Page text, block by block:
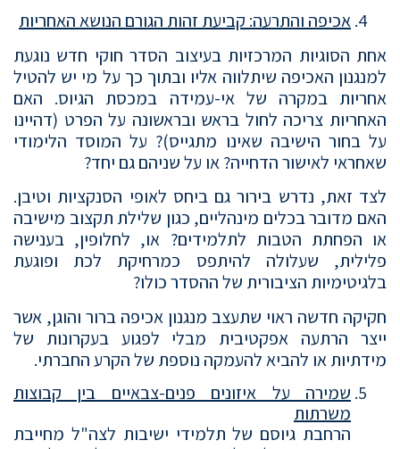
אכיפה והתרעה: קביעת זהות הגורם הנושא האחריות
אחת הסוגיות המרכזיות בעיצוב הסדר חוקי חדש נוגעת
למנגנון האכיפה שיתלווה אליו ובתוך כך על מי יש להטיל
אחריות במקרה של אי-עמידה במכסת הגיוס. האם
האחריות צריכה לחול בראש ובראשונה על הפרט (דהיינו
על בחור הישיבה שאינו מתגייס)? על המוסד הלימודי
שאחראי לאישור הדחייה? או על שניהם גם יחד?
לצד זאת, נדרש בירור גם ביחס לאופי הסנקציות וטיבן.
האם מדובר בכלים מינהליים, כגון שלילת תקצוב מישיבה
או הפחתת הטבות לתלמידים? או, לחלופין, בענישה
פלילית, שעלולה להיתפס כמרחיקת לכת ופוגעת
בלגיטימיות הציבורית של ההסדר כולו?
חקיקה חדשה ראוי שתעצב מנגנון אכיפה ברור והוגן, אשר
ייצר הרתעה אפקטיבית מבלי לפגוע בעקרונות של
מידתיות או להביא להעמקה נוספת של הקרע החברתי.
שמירה על איזונים פנים-צבאיים בין קבוצות
משרתות
הרחבת גיוסם של תלמידי ישיבות לצה"ל מחייבת